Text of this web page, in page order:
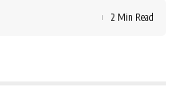
2 Min Read